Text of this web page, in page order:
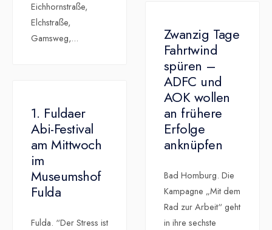
Eichhornstraße,
Elchstraße,
Gamsweg,...
Zwanzig Tage
Fahrtwind
spüren –
ADFC und
AOK wollen
an frühere
Erfolge
anknüpfen
Bad Homburg. Die
Kampagne „Mit dem
Rad zur Arbeit“ geht
in ihre sechste
1. Fuldaer
Abi-Festival
am Mittwoch
im
Museumshof
Fulda
Fulda. “Der Stress ist